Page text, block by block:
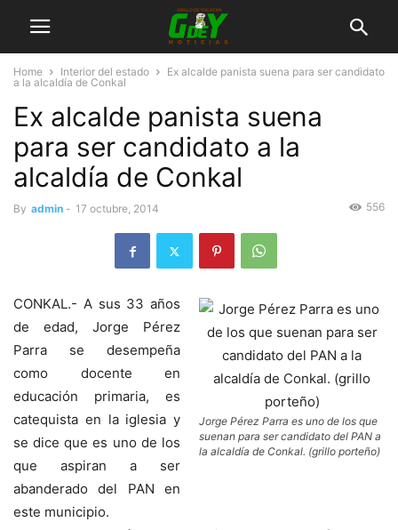
Home Interior del estado
Ex alcalde panista suena para ser candidato
a la alcaldía de Conkal
Ex alcalde panista suena
para ser candidato a la
alcaldía de Conkal
By admin - 17 octubre, 2014 556
Jorge Pérez Parra es uno de los que
suenan para ser candidato del PAN a
la alcaldía de Conkal. (grillo porteño)
CONKAL.- A sus 33 años
de edad, Jorge Pérez
Parra se desempeña
como docente en
educación primaria, es
catequista en la iglesia y
se dice que es uno de los
que aspiran a ser
abanderado del PAN en
este municipio.